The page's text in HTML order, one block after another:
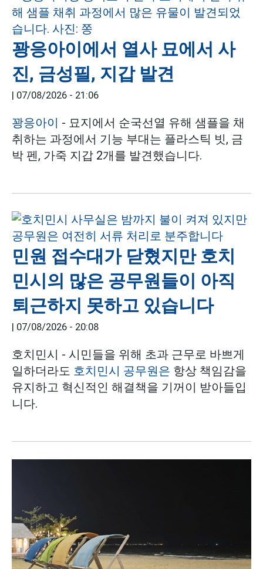
꽝응아이에서 열사 묘에서 사
진, 금성필, 지갑 발견
| 07/08/2026 - 21:06
꽝응아이 - 묘지에서 순국선열 유해 샘플을 채
취하는 과정에서 기능 부대는 플라스틱 빗, 금
박 펜, 가죽 지갑 2개를 발견했습니다.
민원 접수대가 닫혔지만 호치
민시의 많은 공무원들이 아직
퇴근하지 못하고 있습니다
| 07/08/2026 - 20:08
호치민시 - 시민들을 위해 초과 근무로 바쁘게
일하더라도 호치민시 공무원은 항상 책임감을
유지하고 혁신적인 해결책을 기꺼이 받아들입
니다.